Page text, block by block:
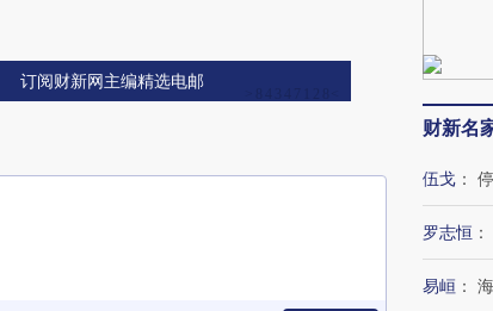
订阅财新网主编精选电邮
财新名
伍戈 ：
罗志恒 ：
易峘 ：